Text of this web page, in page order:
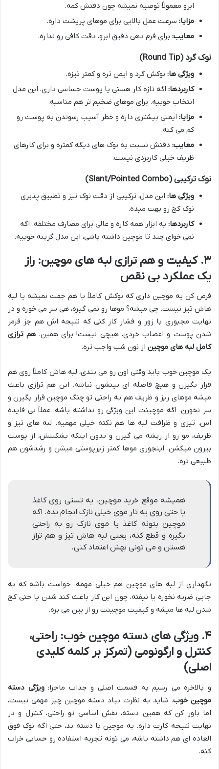
ابرو معمولاً توصیه نمیشه چون دقتش کمه.
مزایا: سرعت عمل بالایی برای موهای پرپشت داره.
معایب: برای فرم دهی دقیق ابرو، دقت کافی رو نداره.
نوک گرد (Round Tip)
ویژگی ها: نوکش گرد و ایمن تره و کمتر تیزه.
کاربردها: اگه تازه کار هستی یا پوست حساسی داری، این مدل
انتخاب خوبیه. برای موهای ضخیم تر هم مناسبه.
مزایا: ایمنی بیشتری داره و خطر آسیب رسوندن به پوست رو
کم می کنه.
معایب: دقتش نسبت به نوک های دیگه کمتره و برای کارهای
ظریف خیلی کاربردی نیست.
نوک ترکیبی (Slant/Pointed Combo)
ویژگی ها: این مدل، ترکیبی از دقت نوک تیز و تطبیق پذیری
نوک کج رو بهت میده.
کاربردها: یه ابزار همه کاره و عالی برای مصارف مختلفه. اگه
نمی خوای چند تا موچین داشته باشی، این مدل گزینه خوبیه.
۳. کیفیت و هم ترازی لبه های موچین: راز
یک عملکرد بی نقص
فرض کن یه موچین داری که نوکش کاملاً با هم جفت نمیشه یا لبه
هاش تیز نیست. چی میشه؟ موها رو نمی گیره، هی سر می خوره و در
نهایت مجبوری با زور و فشار کار کنی که نتیجه اش هم جز قرمز
شدن پوست و اعصاب خردی، هیچی نیست! برای همین، هم ترازی
کامل لبه های موچین از نون شب واجب تره.
یک موچین خوب باید وقتی اون رو می بندی، لبه هاش کاملاً روی هم
قرار بگیرن و هیچ فاصله ای بینشون نباشه. این هم ترازی باعث
میشه موهای ریز و ظریف هم به راحتی تو چنگ موچین قرار بگیرن و
سر نخورن. اگه موچینت این ویژگی رو نداشته باشه، عملاً بی فایده
اس. تیزی و ظرافت لبه ها هم نکته خیلی مهمیه. لبه های تیز و
ظریف، مو رو از ریشه می گیرن و بدون اینکه بشکننش، از پوست
بیرون میکشن. اینجوری موها کمتر زیرپوستی میشن و رشدشون هم
طبیعی تره.
همیشه موقع خرید موچین، یه تستی روی کاغذ
یا حتی روی یه تار موی خیلی نازک انجام بده. اگه
موچین بتونه کاغذ یا موی نازک رو به راحتی
بگیره و قطع کنه، یعنی لبه هاش تیز و هم تراز
هستن و می تونی بهش اعتماد کنی.
نگهداری از لبه های موچین هم خیلی مهمه. حواست باشه که به
جایی ضربه نخوره یا نیفته، چون این کار باعث کند شدن یا حتی کج
شدن لبه ها میشه و کیفیت موچینت رو از بین می بره.
۴. ویژگی های دسته موچین خوب: راحتی،
کنترل و ارگونومی (تمرکز بر کلمه کلیدی
اصلی)
و بالاخره می رسیم به قسمت اصلی و جذاب ماجرا:ویژگی دسته
موچین خوب. شاید به نظرت بیاد دسته موچین چیز مهمی نیست،
اما باور کن که همین دسته، نقش اساسی تو راحتی، کنترل و در
نهایت نتیجه کارت داره. یه موچین با دسته بد، حتی اگه نوک فوق
العاده ای هم داشته باشه، می تونه تجربه استفاده رو حسابی خراب
کنه.